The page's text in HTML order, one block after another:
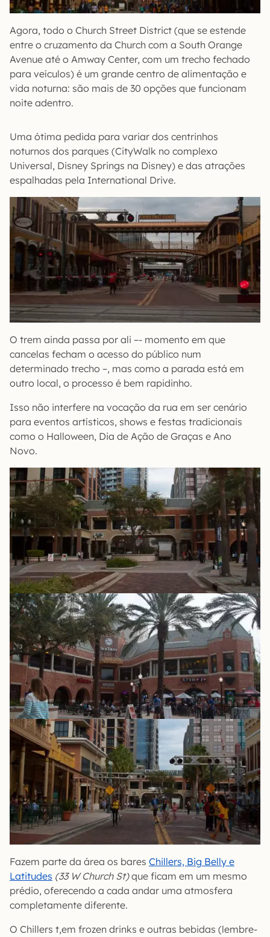
Agora, todo o Church Street District (que se estende
entre o cruzamento da Church com a South Orange
Avenue até o Amway Center, com um trecho fechado
para veículos) é um grande centro de alimentação e
vida noturna: são mais de 30 opções que funcionam
noite adentro.
Uma ótima pedida para variar dos centrinhos
noturnos dos parques (CityWalk no complexo
Universal, Disney Springs na Disney) e das atrações
espalhadas pela International Drive.
O trem ainda passa por ali –- momento em que
cancelas fecham o acesso do público num
determinado trecho –, mas como a parada está em
outro local, o processo é bem rapidinho.
Isso não interfere na vocação da rua em ser cenário
para eventos artísticos, shows e festas tradicionais
como o Halloween, Dia de Ação de Graças e Ano
Novo.
Fazem parte da área os bares Chillers, Big Belly e
Latitudes (33 W Church St)que ficam em um mesmo
prédio, oferecendo a cada andar uma atmosfera
completamente diferente.
O Chillers t,em frozen drinks e outras bebidas (lembre-